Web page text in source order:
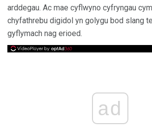
arddegau. Ac mae cyflwyno cyfryngau
chyfathrebu digidol yn golygu bod slang
gyflymach nag erioed.
ad